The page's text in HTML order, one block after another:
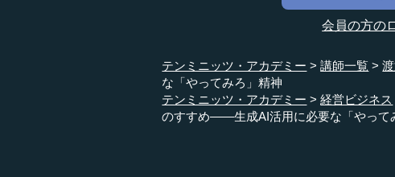
会員の方の
テンミニッツ・アカデミー 講師一覧
な「やってみろ」精神
テンミニッツ・アカデミー
経営ビジネス
のすすめ――生成AI活用に必要な「やって